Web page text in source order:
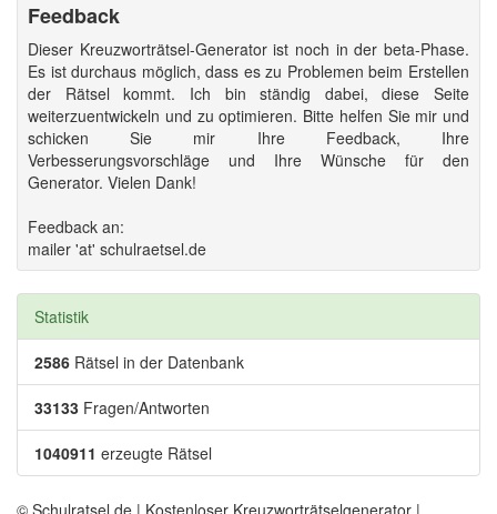
Feedback
Dieser Kreuzworträtsel-Generator ist noch in der beta-Phase.
Es ist durchaus möglich, dass es zu Problemen beim Erstellen
der Rätsel kommt. Ich bin ständig dabei, diese Seite
weiterzuentwickeln und zu optimieren. Bitte helfen Sie mir und
schicken Sie mir Ihre Feedback, Ihre
Verbesserungsvorschläge und Ihre Wünsche für den
Generator. Vielen Dank!
Feedback an:
mailer 'at' schulraetsel.de
Statistik
2586 Rätsel in der Datenbank
33133 Fragen/Antworten
1040911 erzeugte Rätsel